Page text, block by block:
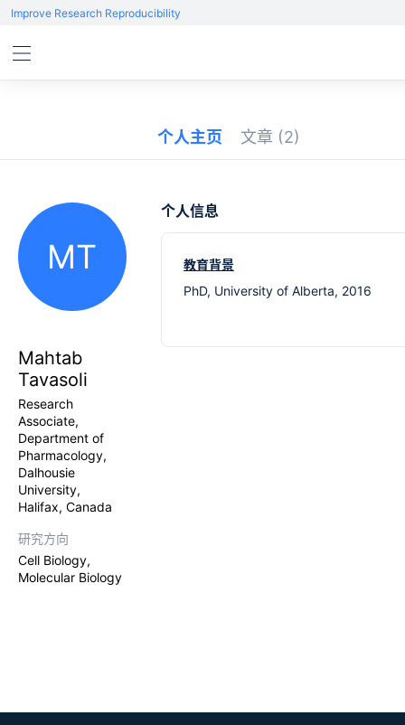
Improve Research Reproducibility
个人主页 文章 (2)
MT
Mahtab
Tavasoli
Research
Associate,
Department of
Pharmacology,
Dalhousie
University,
Halifax, Canada
研究方向
Cell Biology,
Molecular Biology
个人信息
教育背景
PhD, University of Alberta, 2016